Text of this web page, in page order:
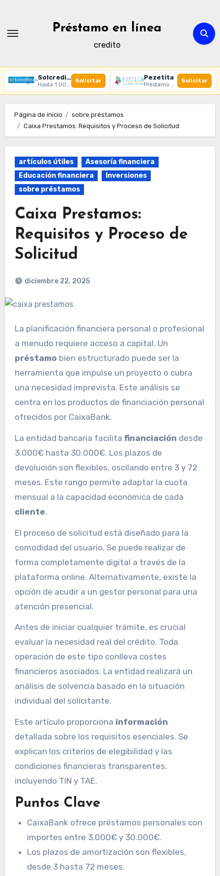
contenido
Préstamo en línea
credito
Solcredito
Hasta 1 000 € · 30 días · 100% online
Solicitar Pezetita
Préstamo online · Aprobación rápida
Solicitar
Página de inicio
sobre préstamos
Caixa Prestamos: Requisitos y Proceso de Solicitud
artículos útiles
Asesoría financiera
Educación financiera
Inversiones
sobre préstamos
Caixa Prestamos:
Requisitos y Proceso de
Solicitud
diciembre 22, 2025
La planificación financiera personal o profesional
a menudo requiere acceso a capital. Un
préstamo bien estructurado puede ser la
herramienta que impulse un proyecto o cubra
una necesidad imprevista. Este análisis se
centra en los productos de financiación personal
ofrecidos por CaixaBank.
La entidad bancaria facilita financiación desde
3.000€ hasta 30.000€. Los plazos de
devolución son flexibles, oscilando entre 3 y 72
meses. Este rango permite adaptar la cuota
mensual a la capacidad económica de cada
cliente.
El proceso de solicitud está diseñado para la
comodidad del usuario. Se puede realizar de
forma completamente digital a través de la
plataforma online. Alternativamente, existe la
opción de acudir a un gestor personal para una
atención presencial.
Antes de iniciar cualquier trámite, es crucial
evaluar la necesidad real del crédito. Toda
operación de este tipo conlleva costes
financieros asociados. La entidad realizará un
análisis de solvencia basado en la situación
individual del solicitante.
Este artículo proporciona información
detallada sobre los requisitos esenciales. Se
explican los criterios de elegibilidad y las
condiciones financieras transparentes,
incluyendo TIN y TAE.
Puntos Clave
CaixaBank ofrece préstamos personales con
importes entre 3.000€ y 30.000€.
Los plazos de amortización son flexibles,
desde 3 hasta 72 meses.